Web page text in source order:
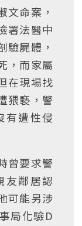
文命案，
署法醫中
驗屍體，
，而家屬
在現場找
猥褻，警
有遭性侵
曾要求警
友鄰居認
可能另涉
局化驗D